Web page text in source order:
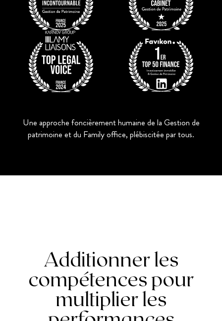
Une approche foncièrement humaine de la Gestion de
patrimoine et du Family office, plébiscitée par tous.
Additionner les
compétences pour
multiplier les